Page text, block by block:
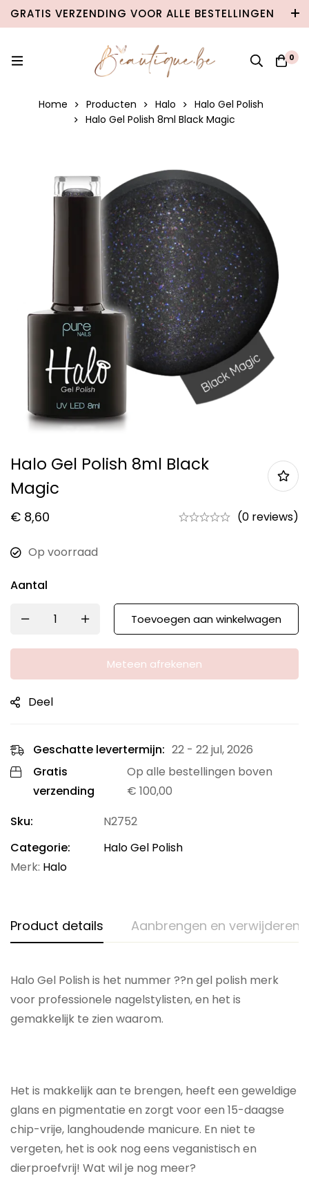
GRATIS VERZENDING VOOR ALLE BESTELLINGEN
VANAF €100 IN BELGIË & €120 NAAR
0
Home Producten Halo
Halo Gel Polish
Halo Gel Polish 8ml Black Magic
Halo Gel Polish 8ml Black
Magic
€ 8,60 (0 reviews)
Op voorraad
Aantal
Toevoegen aan winkelwagen
Meteen afrekenen
Deel
Geschatte levertermijn: 22 - 22 jul, 2026
Gratis
verzending
Op alle bestellingen boven
€ 100,00
Sku:
N2752
Categorie:
Halo Gel Polish
Merk: Halo
Product details Aanbrengen en verwijderen
Halo Gel Polish is het nummer ??n gel polish merk
voor professionele nagelstylisten, en het is
gemakkelijk te zien waarom.
Het is makkelijk aan te brengen, heeft een geweldige
glans en pigmentatie en zorgt voor een 15-daagse
chip-vrije, langhoudende manicure. En niet te
vergeten, het is ook nog eens veganistisch en
dierproefvrij! Wat wil je nog meer?